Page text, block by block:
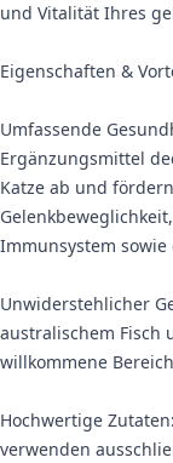
und Vitalität Ihres
Eigenschaften &
Umfassende
Ergänzungsmittel
Katze ab und
Immunsystem
Unwiderstehlicher
australischem Fisch
willkommene
Hochwertige
verwenden